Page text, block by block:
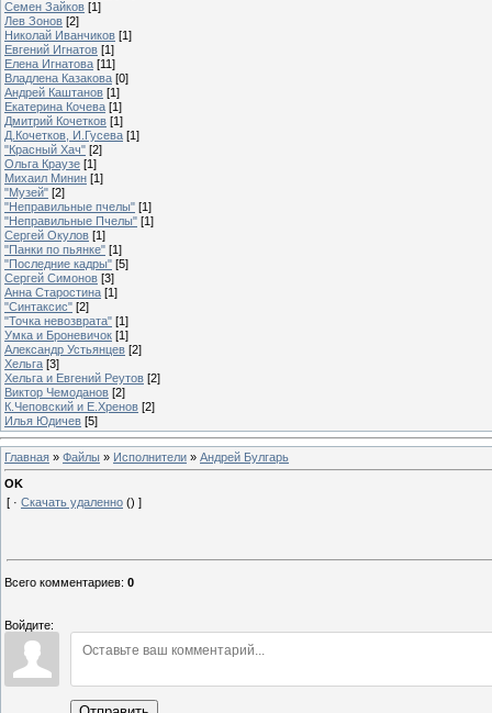
Семен Зайков [1]
Лев Зонов [2]
Николай Иванчиков [1]
Евгений Игнатов [1]
Елена Игнатова [11]
Владлена Казакова [0]
Андрей Каштанов [1]
Екатерина Кочева [1]
Дмитрий Кочетков [1]
Д.Кочетков, И.Гусева [1]
"Красный Хач" [2]
Ольга Краузе [1]
Михаил Минин [1]
"Музей" [2]
"Неправильные пчелы" [1]
"Неправильные Пчелы" [1]
Сергей Окулов [1]
"Панки по пьянке" [1]
"Последние кадры" [5]
Сергей Симонов [3]
Анна Старостина [1]
"Синтаксис" [2]
"Точка невозврата" [1]
Умка и Броневичок [1]
Александр Устьянцев [2]
Хельга [3]
Хельга и Евгений Реутов [2]
Виктор Чемоданов [2]
К.Чеповский и Е.Хренов [2]
Илья Юдичев [5]
Главная » Файлы » Исполнители » Андрей Булгарь
OK
[ · Скачать удаленно () ]
Всего комментариев: 0
Войдите: